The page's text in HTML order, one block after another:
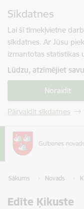
Sīkdatnes
Lai šī tīmekļvietne
sīkdatnes. Ar Jūsu
izmantotas statistikas
Lūdzu, atzīmējiet
Noraidīt
Pārvaldīt sīkdatnes
Sākums Novads
Edīte Ķikuste